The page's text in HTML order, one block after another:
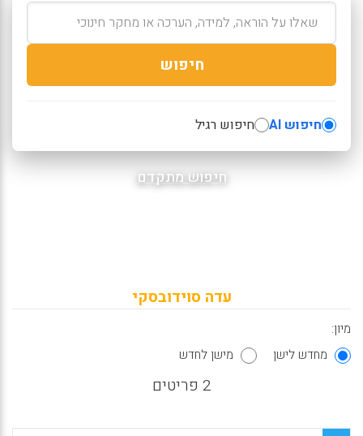
חיפוש
חיפוש AI חיפוש רגיל
חיפוש מתקדם
עדה סוידובסקי
מיון:
מחדש לישן
מישן לחדש
2 פריטים